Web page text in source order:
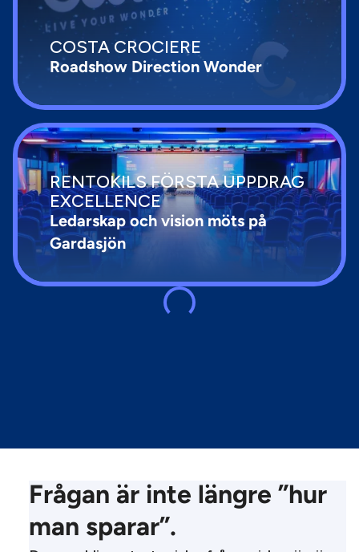
COSTA CROCIERE
Roadshow Direction Wonder
RENTOKILS FÖRSTA UPPDRAG
EXCELLENCE
Ledarskap och vision möts på
Gardasjön
Frågan är inte längre ”hur
man sparar”.